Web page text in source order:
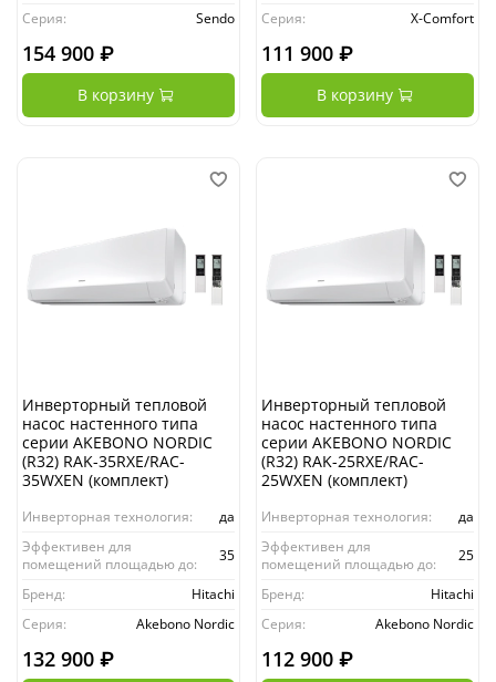
Серия:
Sendo
154 900 ₽
В корзину
Серия:
X-Comfort
111 900 ₽
В корзину
Инверторный тепловой
насос настенного типа
серии AKEBONO NORDIC
(R32) RAK-35RXE/RAC-
35WXEN (комплект)
Инверторная технология:
да
Эффективен для
помещений площадью до:
35
Бренд:
Hitachi
Серия:
Akebono Nordic
132 900 ₽
Инверторный тепловой
насос настенного типа
серии AKEBONO NORDIC
(R32) RAK-25RXE/RAC-
25WXEN (комплект)
Инверторная технология:
да
Эффективен для
помещений площадью до:
25
Бренд:
Hitachi
Серия:
Akebono Nordic
112 900 ₽